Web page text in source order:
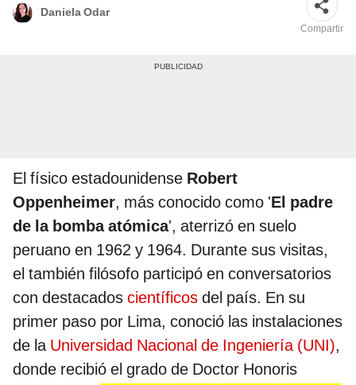
Daniela Odar
Compartir
El físico estadounidense Robert
Oppenheimer, más conocido como 'El padre
de la bomba atómica', aterrizó en suelo
peruano en 1962 y 1964. Durante sus visitas,
el también filósofo participó en conversatorios
con destacados científicos del país. En su
primer paso por Lima, conoció las instalaciones
de laUniversidad Nacional de Ingeniería (UNI),
donde recibió el grado de Doctor Honoris